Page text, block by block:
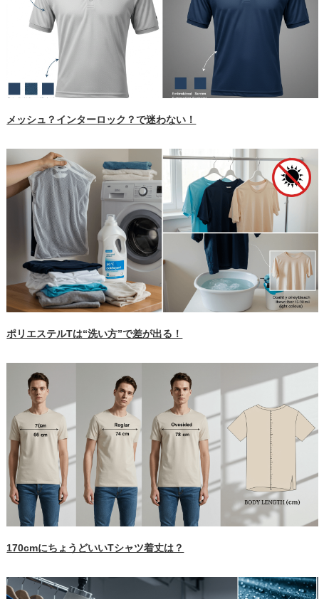
メッシュ？インターロック？で迷わない！
ポリエステルTは“洗い方”で差が出る！
170cmにちょうどいいTシャツ着丈は？